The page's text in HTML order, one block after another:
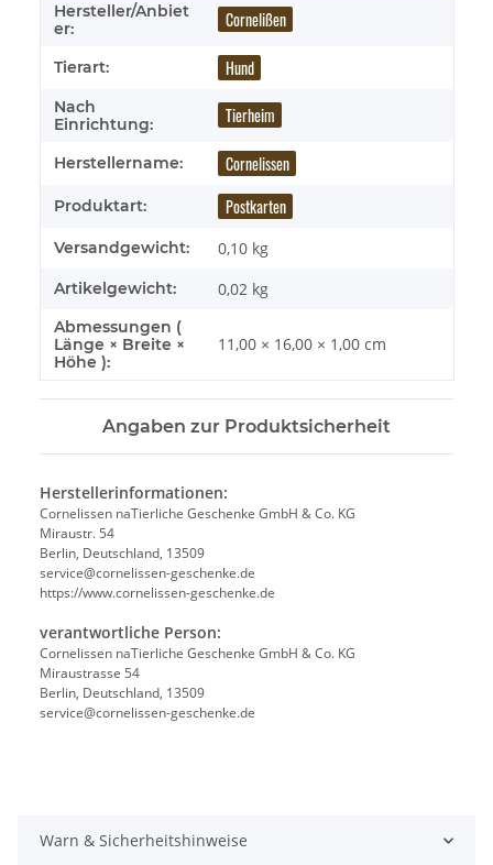
Hersteller/Anbiet
er:
Cornelißen
Tierart: Hund
Nach
Einrichtung:
Tierheim
Herstellername: Cornelissen
Produktart: Postkarten
Versandgewicht: 0,10 kg
Artikelgewicht: 0,02 kg
Abmessungen (
Länge × Breite ×
Höhe ):
11,00 × 16,00 × 1,00 cm
Angaben zur Produktsicherheit
Herstellerinformationen:
Cornelissen naTierliche Geschenke GmbH & Co. KG
Miraustr. 54
Berlin, Deutschland, 13509
service@cornelissen-geschenke.de
https://www.cornelissen-geschenke.de
verantwortliche Person:
Cornelissen naTierliche Geschenke GmbH & Co. KG
Miraustrasse 54
Berlin, Deutschland, 13509
service@cornelissen-geschenke.de
Warn & Sicherheitshinweise